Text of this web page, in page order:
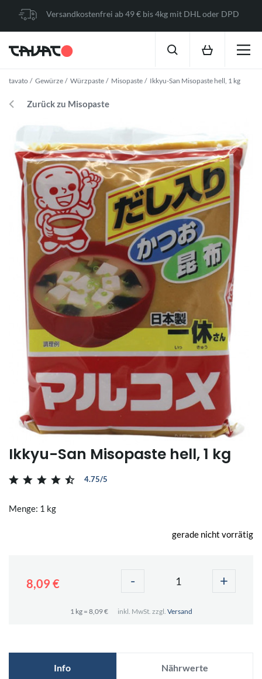
Versandkostenfrei ab 49 € bis 4kg mit DHL oder DPD
tavato Gewürze Würzpaste Misopaste Ikkyu-San Misopaste hell, 1 kg
Zurück zu Misopaste
Ikkyu-San Misopaste hell, 1 kg
4.75/5
Menge: 1 kg
gerade nicht vorrätig
8,09 € - +
1 kg = 8,09 € inkl. MwSt. zzgl. Versand
Info Nährwerte